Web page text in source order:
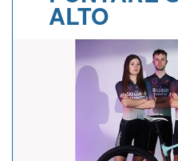
ALBI D'OROALTO